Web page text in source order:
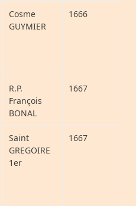
Cosme
GUYMIER
1666
R.P.
François
BONAL
1667
Saint
GREGOIRE
1er
1667